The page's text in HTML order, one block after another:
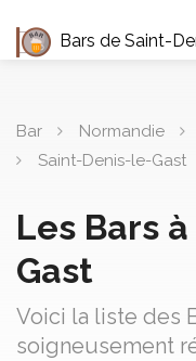
Bars de Saint-
Bar Normandie
Saint-Denis-le-Gast
Les Bars
Gast
Voici la liste des
soigneusement